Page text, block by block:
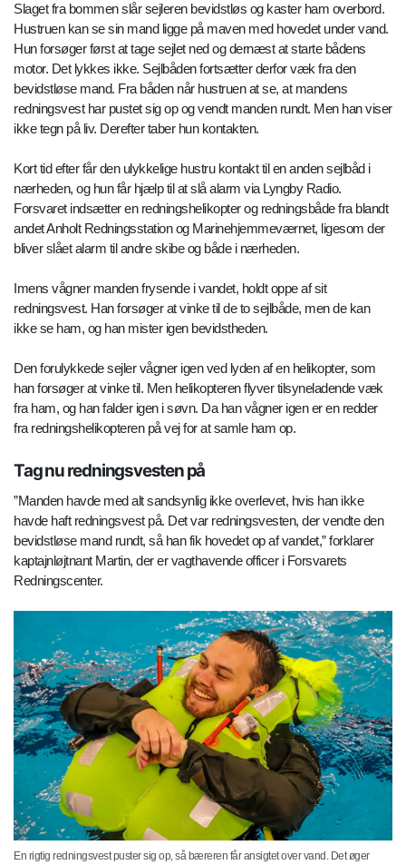
Slaget fra bommen slår sejleren bevidstløs og kaster ham overbord.
Hustruen kan se sin mand ligge på maven med hovedet under vand.
Hun forsøger først at tage sejlet ned og dernæst at starte bådens
motor. Det lykkes ikke. Sejlbåden fortsætter derfor væk fra den
bevidstløse mand. Fra båden når hustruen at se, at mandens
redningsvest har pustet sig op og vendt manden rundt. Men han viser
ikke tegn på liv. Derefter taber hun kontakten.
Kort tid efter får den ulykkelige hustru kontakt til en anden sejlbåd i
nærheden, og hun får hjælp til at slå alarm via Lyngby Radio.
Forsvaret indsætter en redningshelikopter og redningsbåde fra blandt
andet Anholt Redningsstation og Marinehjemmeværnet, ligesom der
bliver slået alarm til andre skibe og både i nærheden.
Imens vågner manden frysende i vandet, holdt oppe af sit
redningsvest. Han forsøger at vinke til de to sejlbåde, men de kan
ikke se ham, og han mister igen bevidstheden.
Den forulykkede sejler vågner igen ved lyden af en helikopter, som
han forsøger at vinke til. Men helikopteren flyver tilsyneladende væk
fra ham, og han falder igen i søvn. Da han vågner igen er en redder
fra redningshelikopteren på vej for at samle ham op.
Tag nu redningsvesten på
”Manden havde med alt sandsynlig ikke overlevet, hvis han ikke
havde haft redningsvest på. Det var redningsvesten, der vendte den
bevidstløse mand rundt, så han fik hovedet op af vandet,” forklarer
kaptajnløjtnant Martin, der er vagthavende officer i Forsvarets
Redningscenter.
En rigtig redningsvest puster sig op, så bæreren får ansigtet over vand. Det øger